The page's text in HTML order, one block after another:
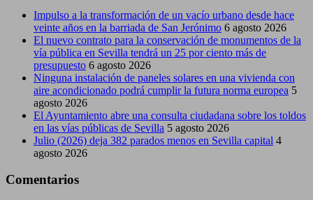
Impulso a la transformación de un vacío urbano desde hace
veinte años en la barriada de San Jerónimo 6 agosto 2026
El nuevo contrato para la conservación de monumentos de la
vía pública en Sevilla tendrá un 25 por ciento más de
presupuesto 6 agosto 2026
Ninguna instalación de paneles solares en una vivienda con
aire acondicionado podrá cumplir la futura norma europea 5
agosto 2026
El Ayuntamiento abre una consulta ciudadana sobre los toldos
en las vías públicas de Sevilla 5 agosto 2026
Julio (2026) deja 382 parados menos en Sevilla capital 4
agosto 2026
Comentarios